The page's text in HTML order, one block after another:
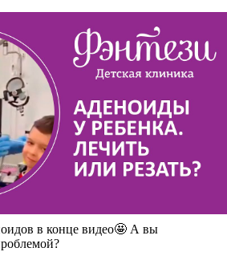
в конце видео🤩 А вы